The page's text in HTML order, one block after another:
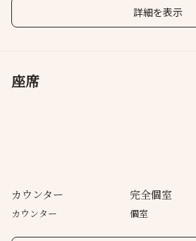
詳細を表示
座席
カウンター
カウンター
完全個室
個室